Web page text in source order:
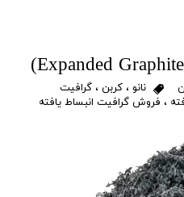
نانو ، کربن ، گرافیت
، فروش گرافیت انبساط یافته